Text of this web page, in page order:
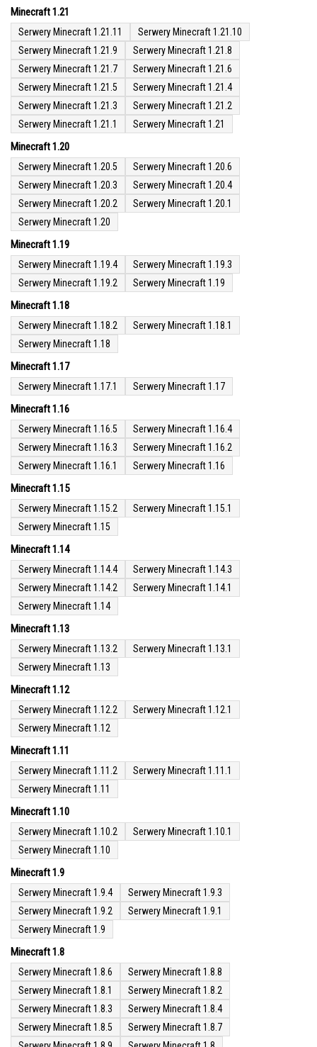
Minecraft 1.21
Serwery Minecraft 1.21.11
Serwery Minecraft 1.21.10
Serwery Minecraft 1.21.9
Serwery Minecraft 1.21.8
Serwery Minecraft 1.21.7
Serwery Minecraft 1.21.6
Serwery Minecraft 1.21.5
Serwery Minecraft 1.21.4
Serwery Minecraft 1.21.3
Serwery Minecraft 1.21.2
Serwery Minecraft 1.21.1
Serwery Minecraft 1.21
Minecraft 1.20
Serwery Minecraft 1.20.5
Serwery Minecraft 1.20.6
Serwery Minecraft 1.20.3
Serwery Minecraft 1.20.4
Serwery Minecraft 1.20.2
Serwery Minecraft 1.20.1
Serwery Minecraft 1.20
Minecraft 1.19
Serwery Minecraft 1.19.4
Serwery Minecraft 1.19.3
Serwery Minecraft 1.19.2
Serwery Minecraft 1.19
Minecraft 1.18
Serwery Minecraft 1.18.2
Serwery Minecraft 1.18.1
Serwery Minecraft 1.18
Minecraft 1.17
Serwery Minecraft 1.17.1 Serwery Minecraft 1.17
Minecraft 1.16
Serwery Minecraft 1.16.5
Serwery Minecraft 1.16.4
Serwery Minecraft 1.16.3
Serwery Minecraft 1.16.2
Serwery Minecraft 1.16.1
Serwery Minecraft 1.16
Minecraft 1.15
Serwery Minecraft 1.15.2
Serwery Minecraft 1.15.1
Serwery Minecraft 1.15
Minecraft 1.14
Serwery Minecraft 1.14.4
Serwery Minecraft 1.14.3
Serwery Minecraft 1.14.2
Serwery Minecraft 1.14.1
Serwery Minecraft 1.14
Minecraft 1.13
Serwery Minecraft 1.13.2
Serwery Minecraft 1.13.1
Serwery Minecraft 1.13
Minecraft 1.12
Serwery Minecraft 1.12.2
Serwery Minecraft 1.12.1
Serwery Minecraft 1.12
Minecraft 1.11
Serwery Minecraft 1.11.2
Serwery Minecraft 1.11.1
Serwery Minecraft 1.11
Minecraft 1.10
Serwery Minecraft 1.10.2
Serwery Minecraft 1.10.1
Serwery Minecraft 1.10
Minecraft 1.9
Serwery Minecraft 1.9.4
Serwery Minecraft 1.9.3
Serwery Minecraft 1.9.2
Serwery Minecraft 1.9.1
Serwery Minecraft 1.9
Minecraft 1.8
Serwery Minecraft 1.8.6
Serwery Minecraft 1.8.8
Serwery Minecraft 1.8.1
Serwery Minecraft 1.8.2
Serwery Minecraft 1.8.3
Serwery Minecraft 1.8.4
Serwery Minecraft 1.8.5
Serwery Minecraft 1.8.7